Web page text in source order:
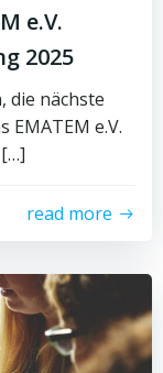
e.V.
2025
die nächste
e.V.
read more